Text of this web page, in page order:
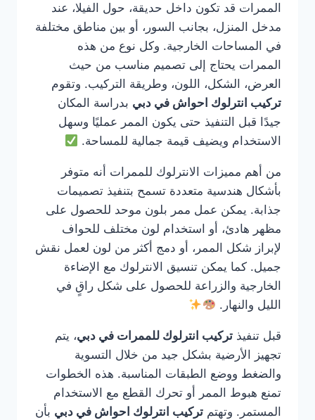
الممرات قد تكون داخل حديقة، حول الفيلا، عند
مدخل المنزل، بجانب السور، أو بين مناطق مختلفة
في المساحات الخارجية. وكل نوع من هذه
الممرات يحتاج إلى تصميم مناسب من حيث
العرض، الشكل، اللون، وطريقة التركيب. وتقوم
تركيب انترلوك احواش في دبي بدراسة المكان
جيدًا قبل التنفيذ حتى يكون الممر عمليًا وسهل
الاستخدام ويضيف قيمة جمالية للمساحة.
من أهم مميزات الانترلوك للممرات أنه متوفر
بأشكال هندسية متعددة تسمح بتنفيذ تصميمات
جذابة. يمكن عمل ممر بلون موحد للحصول على
مظهر هادئ، أو استخدام لون مختلف للحواف
لإبراز شكل الممر، أو دمج أكثر من لون لعمل نقش
جميل. كما يمكن تنسيق الانترلوك مع الإضاءة
الخارجية والزراعة للحصول على شكل راقٍ في
الليل والنهار.
قبل تنفيذ تركيب انترلوك للممرات في دبي، يتم
تجهيز الأرضية بشكل جيد من خلال التسوية
والضغط ووضع الطبقات المناسبة. هذه الخطوات
تمنع هبوط الممر أو تحرك القطع مع الاستخدام
المستمر. وتهتم تركيب انترلوك احواش في دبي بأن